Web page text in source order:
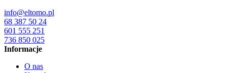
info@eltomo.pl
68 387 50 24
601 555 251
736 850 025
Informacje
O nas